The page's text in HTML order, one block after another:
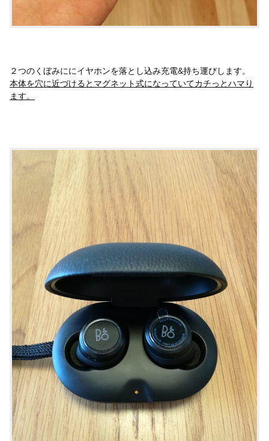
２つのくぼみににイヤホンを落とし込み充電&持ち運びします。
本体を穴に近づけるとマグネット式になっていてカチっとハマり
ます。